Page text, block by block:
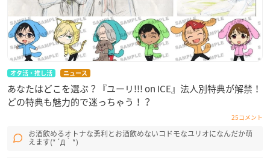
オタ活・推し活 ニュース
あなたはどこを選ぶ？『ユーリ!!! on ICE』法人別特典が解禁！
どの特典も魅力的で迷っちゃう！？
25コメント
お酒飲めるオトナな勇利とお酒飲めないコドモなユリオになんだか萌
えます(*´Д｀*)